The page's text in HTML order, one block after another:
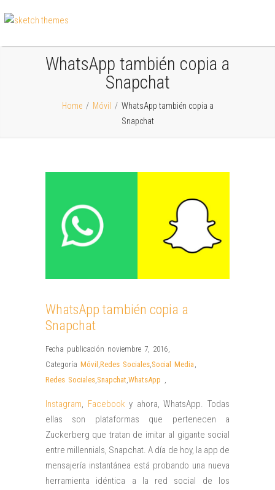
WhatsApp también copia a
Snapchat
Home / Móvil / WhatsApp también copia a
Snapchat
WhatsApp también copia a
Snapchat
Fecha publicación noviembre 7, 2016,
Categoría Móvil ,Redes Sociales,Social Media ,
Redes Sociales,Snapchat,WhatsApp ,
Instagram, Facebook y ahora, WhatsApp. Todas
ellas son plataformas que pertenecen a
Zuckerberg que tratan de imitar al gigante social
entre millennials, Snapchat. A día de hoy, la app de
mensajería instantánea está probando una nueva
herramienta idéntica a la red social de los